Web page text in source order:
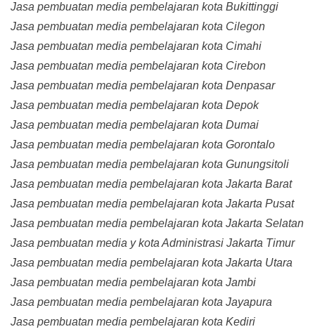
Jasa pembuatan media pembelajaran kota Bukittinggi
Jasa pembuatan media pembelajaran kota Cilegon
Jasa pembuatan media pembelajaran kota Cimahi
Jasa pembuatan media pembelajaran kota Cirebon
Jasa pembuatan media pembelajaran kota Denpasar
Jasa pembuatan media pembelajaran kota Depok
Jasa pembuatan media pembelajaran kota Dumai
Jasa pembuatan media pembelajaran kota Gorontalo
Jasa pembuatan media pembelajaran kota Gunungsitoli
Jasa pembuatan media pembelajaran kota Jakarta Barat
Jasa pembuatan media pembelajaran kota Jakarta Pusat
Jasa pembuatan media pembelajaran kota Jakarta Selatan
Jasa pembuatan media y kota Administrasi Jakarta Timur
Jasa pembuatan media pembelajaran kota Jakarta Utara
Jasa pembuatan media pembelajaran kota Jambi
Jasa pembuatan media pembelajaran kota Jayapura
Jasa pembuatan media pembelajaran kota Kediri